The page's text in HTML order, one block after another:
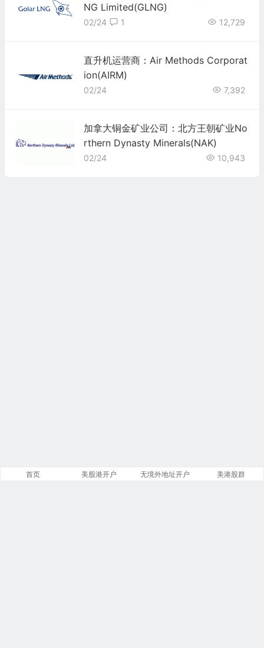
NG Limited(GLNG)
02/24 12,729
1
直升机运营商：Air Methods Corporat
ion(AIRM)
02/24 7,392
加拿大铜金矿业公司：北方王朝矿业No
rthern Dynasty Minerals(NAK)
02/24 10,943
首页 美股港开户 无境外地址开户 美港股群